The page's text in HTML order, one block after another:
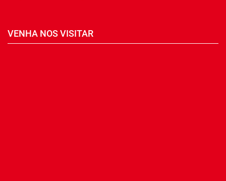
VENHA NOS VISITAR